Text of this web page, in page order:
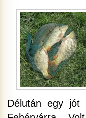
Délután egy jót